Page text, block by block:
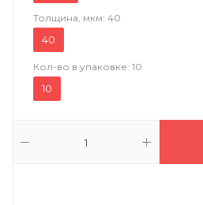
Толщина, мкм: 40
40
Кол-во в упаковке: 10
10